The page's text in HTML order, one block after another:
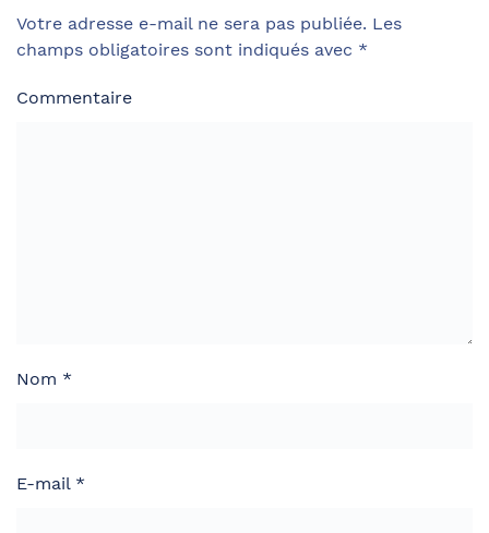
Votre adresse e-mail ne sera pas publiée. Les
champs obligatoires sont indiqués avec *
Commentaire
Nom *
E-mail *